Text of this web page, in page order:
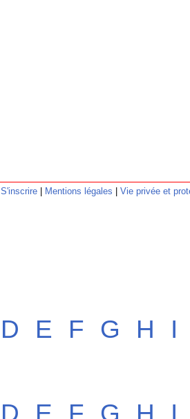
S'inscrire Mentions légales Vie privée et
D E F G H I
D E F G H I